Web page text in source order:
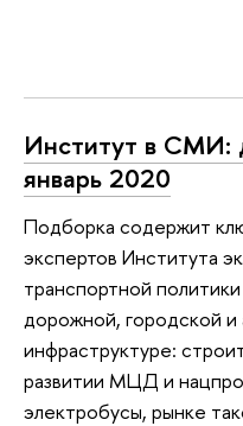
Институт в СМИ:
январь 2020
Подборка содержит
экспертов Института
транспортной
дорожной, городской и
инфраструктуре:
развитии МЦД и
электробусы, рынке